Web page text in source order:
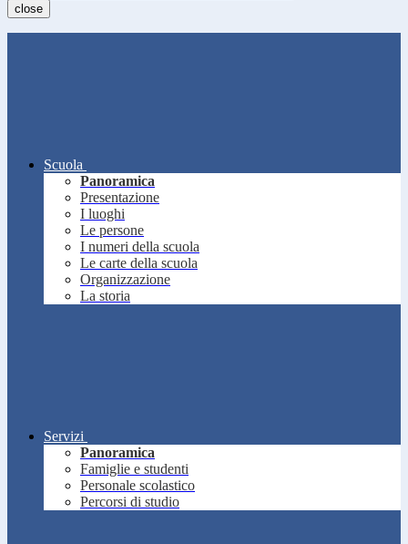
close
Scuola
Panoramica
Presentazione
I luoghi
Le persone
I numeri della scuola
Le carte della scuola
Organizzazione
La storia
Servizi
Panoramica
Famiglie e studenti
Personale scolastico
Percorsi di studio